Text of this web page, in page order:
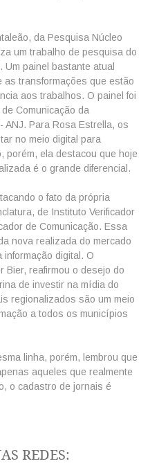
da Pesquisa Núcleo
um trabalho de pesquisa do
Um painel bastante atual
as transformações que estão
aos trabalhos. O painel foi
Comunicação da
ANJ. Para Rosa Estrella, os
no meio digital para
porém, ela destacou que hoje
é o grande diferencial.
o fato da própria
de Instituto Verificador
de Comunicação. Essa
nova realizada do mercado
informação digital. O
Bier, reafirmou o desejo do
de investir na mídia do
regionalizados são um meio
a todos os municípios
linha, porém, lembrou que
aqueles que realmente
o cadastro de jornais é
REDES: